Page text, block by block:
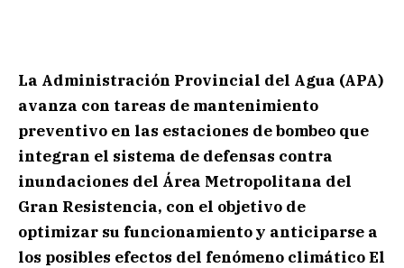
La Administración Provincial del Agua (APA)
avanza con tareas de mantenimiento
preventivo en las estaciones de bombeo que
integran el sistema de defensas contra
inundaciones del Área Metropolitana del
Gran Resistencia, con el objetivo de
optimizar su funcionamiento y anticiparse a
los posibles efectos del fenómeno climático El